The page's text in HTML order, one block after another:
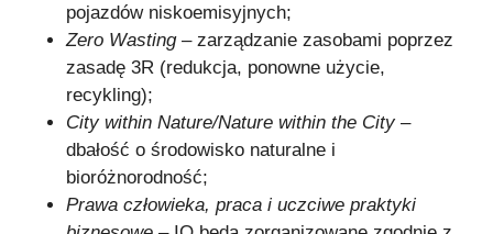
pojazdów niskoemisyjnych;
Zero Wasting – zarządzanie zasobami poprzez
zasadę 3R (redukcja, ponowne użycie,
recykling);
City within Nature/Nature within the City –
dbałość o środowisko naturalne i
bioróżnorodność;
Prawa człowieka, praca i uczciwe praktyki